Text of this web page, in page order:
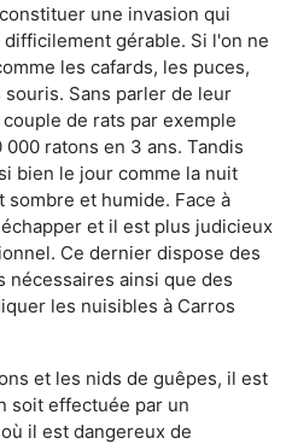
une invasion qui
gérable. Si l'on ne
les cafards, les puces,
Sans parler de leur
de rats par exemple
ratons en 3 ans. Tandis
bien le jour comme la nuit
et humide. Face à
et il est plus judicieux
Ce dernier dispose des
nécessaires ainsi que des
les nuisibles à Carros
et les nids de guêpes, il est
soit effectuée par un
il est dangereux de